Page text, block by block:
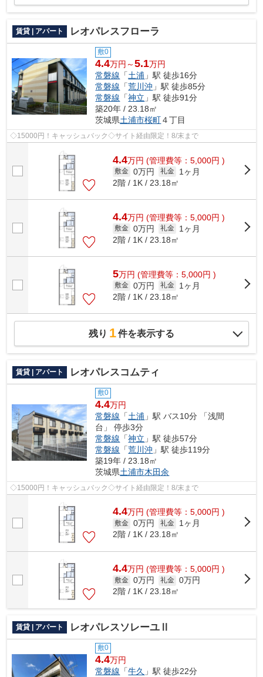
賃貸 | アパート レオパレスフローラ
敷0
4.4万円～5.1万円
常磐線 「土浦 」駅 徒歩16分
常磐線 「荒川沖 」駅 徒歩85分
常磐線 「神立 」駅 徒歩91分
築20年 / 23.18㎡
茨城県土浦市桜町４丁目
◇15000円！キャッシュバック◇サイト経由限定！8/末まで
4.4万円 (管理費等：5,000円 )
敷金 0万円 礼金
1ヶ月
2階 / 1K / 23.18㎡
4.4万円 (管理費等：5,000円 )
敷金 0万円 礼金
1ヶ月
2階 / 1K / 23.18㎡
5万円 (管理費等：5,000円 )
敷金 0万円 礼金
1ヶ月
2階 / 1K / 23.18㎡
残り 1件を表示する
賃貸 | アパート レオパレスコムティ
敷0
4.4万円
常磐線 「土浦 」駅 バス10分 「浅間
台」 停歩3分
常磐線 「神立 」駅 徒歩57分
常磐線 「荒川沖 」駅 徒歩119分
築19年 / 23.18㎡
茨城県土浦市木田余
◇15000円！キャッシュバック◇サイト経由限定！8/末まで
4.4万円 (管理費等：5,000円 )
敷金 0万円 礼金
1ヶ月
2階 / 1K / 23.18㎡
4.4万円 (管理費等：5,000円 )
敷金 0万円 礼金 0万円
2階 / 1K / 23.18㎡
賃貸 | アパート レオパレスソレーユⅡ
敷0
4.4万円
常磐線 「牛久 」駅 徒歩22分